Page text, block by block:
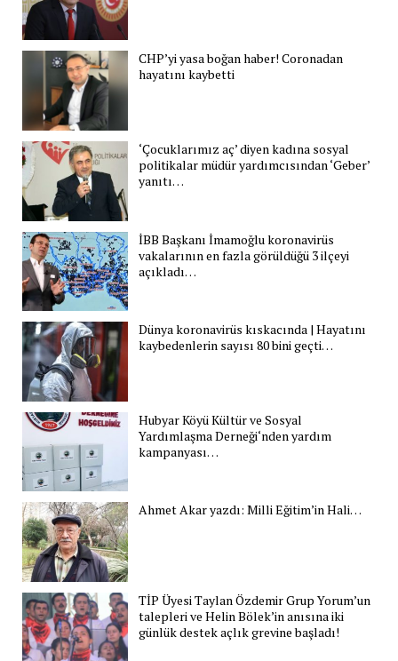
CHP’yi yasa boğan haber! Coronadan
hayatını kaybetti
‘Çocuklarımız aç’ diyen kadına sosyal
politikalar müdür yardımcısından ‘Geber’
yanıtı…
İBB Başkanı İmamoğlu koronavirüs
vakalarının en fazla görüldüğü 3 ilçeyi
açıkladı…
Dünya koronavirüs kıskacında | Hayatını
kaybedenlerin sayısı 80 bini geçti…
Hubyar Köyü Kültür ve Sosyal
Yardımlaşma Derneği‘nden yardım
kampanyası…
Ahmet Akar yazdı: Milli Eğitim’in Hali…
TİP Üyesi Taylan Özdemir Grup Yorum’un
talepleri ve Helin Bölek’in anısına iki
günlük destek açlık grevine başladı!